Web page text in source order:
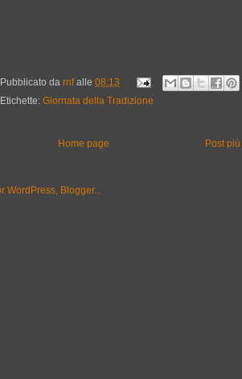
Pubblicato da rnfalle 08:13
Etichette: Giornata della Tradizione
Post
Home page